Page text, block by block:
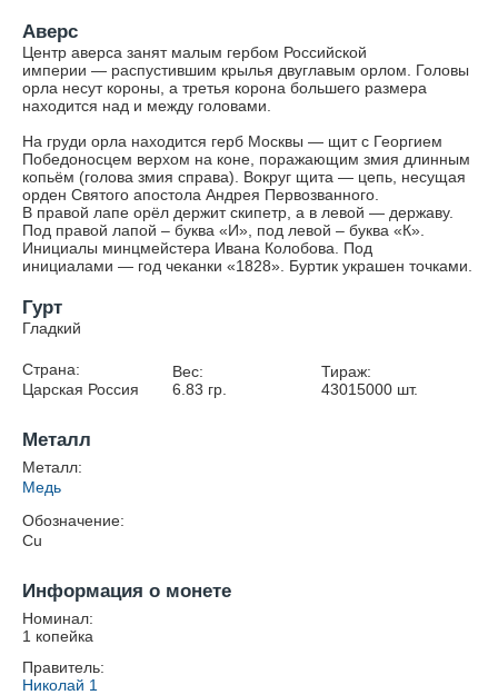
Аверс
Центр аверса занят малым гербом Российской
империи — распустившим крылья двуглавым орлом. Головы
орла несут короны, а третья корона большего размера
находится над и между головами.
На груди орла находится герб Москвы — щит с Георгием
Победоносцем верхом на коне, поражающим змия длинным
копьём (голова змия справа). Вокруг щита — цепь, несущая
орден Святого апостола Андрея Первозванного.
В правой лапе орёл держит скипетр, а в левой — державу.
Под правой лапой – буква «И», под левой – буква «К».
Инициалы минцмейстера Ивана Колобова. Под
инициалами — год чеканки «1828». Буртик украшен точками.
Гурт
Гладкий
Страна:
Царская Россия
Вес:
6.83 гр.
Тираж:
43015000 шт.
Металл
Металл:
Медь
Обозначение:
Cu
Информация о монете
Номинал:
1 копейка
Правитель:
Николай 1